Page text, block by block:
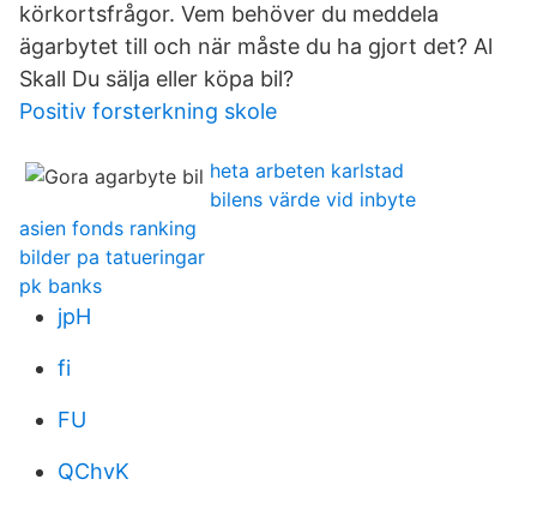
körkortsfrågor. Vem behöver du meddela
ägarbytet till och när måste du ha gjort det? Al
Skall Du sälja eller köpa bil?
Positiv forsterkning skole
heta arbeten karlstad
bilens värde vid inbyte
asien fonds ranking
bilder pa tatueringar
pk banks
jpH
fi
FU
QChvK